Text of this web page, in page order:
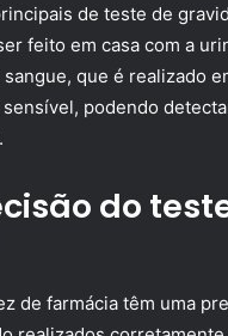
de teste de
feito em casa com a
que é realizado
podendo
do
de farmácia têm uma